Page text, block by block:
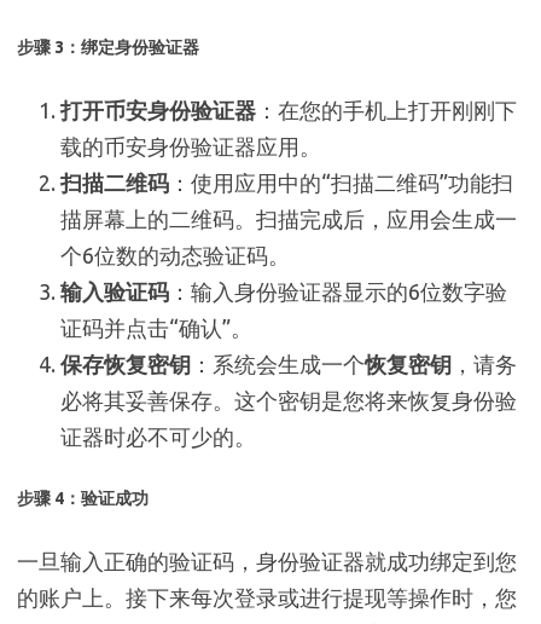
步骤 3：绑定身份验证器
打开币安身份验证器 ：在您的手机上打开刚刚下
载的币安身份验证器应用。
扫描二维码 ：使用应用中的“扫描二维码”功能扫
描屏幕上的二维码。扫描完成后，应用会生成一
个6位数的动态验证码。
输入验证码 ：输入身份验证器显示的6位数字验
证码并点击“确认”。
保存恢复密钥 ：系统会生成一个恢复密钥 ，请务
必将其妥善保存。这个密钥是您将来恢复身份验
证器时必不可少的。
步骤 4：验证成功
一旦输入正确的验证码，身份验证器就成功绑定到您
的账户上。接下来每次登录或进行提现等操作时，您